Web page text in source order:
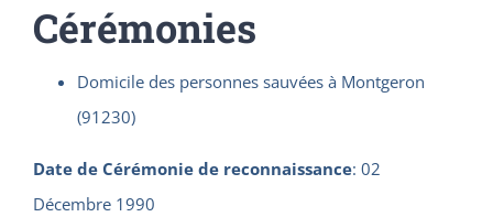
Cérémonies
Domicile des personnes sauvées à Montgeron
(91230)
Date de Cérémonie de reconnaissance: 02
Décembre 1990